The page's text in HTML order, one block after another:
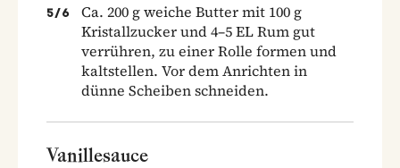
5/6
Ca. 200 g weiche Butter mit 100 g
Kristallzucker und 4–5 EL Rum gut
verrühren, zu einer Rolle formen und
kaltstellen. Vor dem Anrichten in
dünne Scheiben schneiden.
Vanillesauce